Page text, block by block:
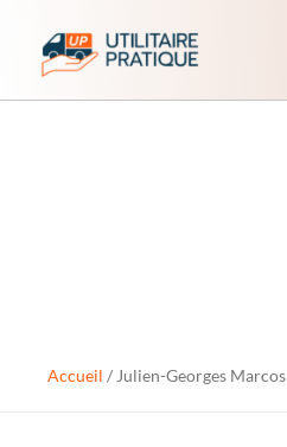
contenu
Accueil /Julien-Georges Marcos